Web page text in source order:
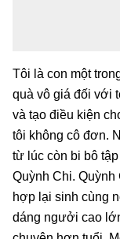
Tôi là con một
quà vô giá đối với
và tạo điều kiện
tôi không cô đơn.
từ lúc còn bi bô
Quỳnh Chi. Quỳnh
hợp lại sinh cùng
dáng ngưởi cao